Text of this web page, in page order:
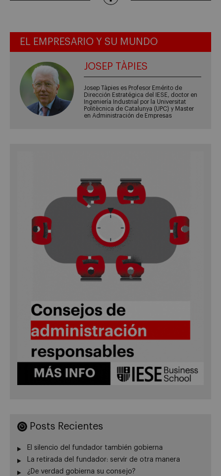
EL EMPRESARIO Y SU MUNDO
JOSEP TÀPIES
Josep Tàpies es Profesor Emérito de
Dirección Estratégica del IESE, doctor en
Ingeniería Industrial por la Universitat
Politècnica de Catalunya (UPC) y Master
en Administración de Empresas
Posts Recientes
El silencio del fundador también gobierna
La retirada del fundador: servir de otra manera
¿De verdad gobierna su consejo?